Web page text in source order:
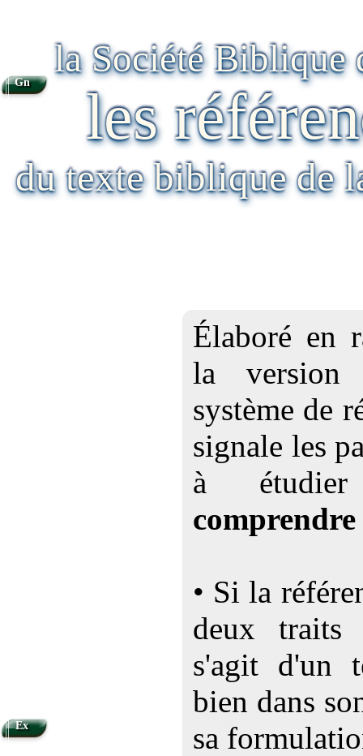
la Société Biblique
les
du texte biblique de
Élaboré en
la version
système de
signale les
à
comprendre
• Si la
deux
s'agit d'un
bien dans
sa
Gn
Ex